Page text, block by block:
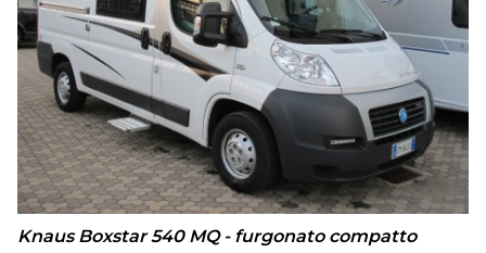
Knaus Boxstar 540 MQ - furgonato compatto